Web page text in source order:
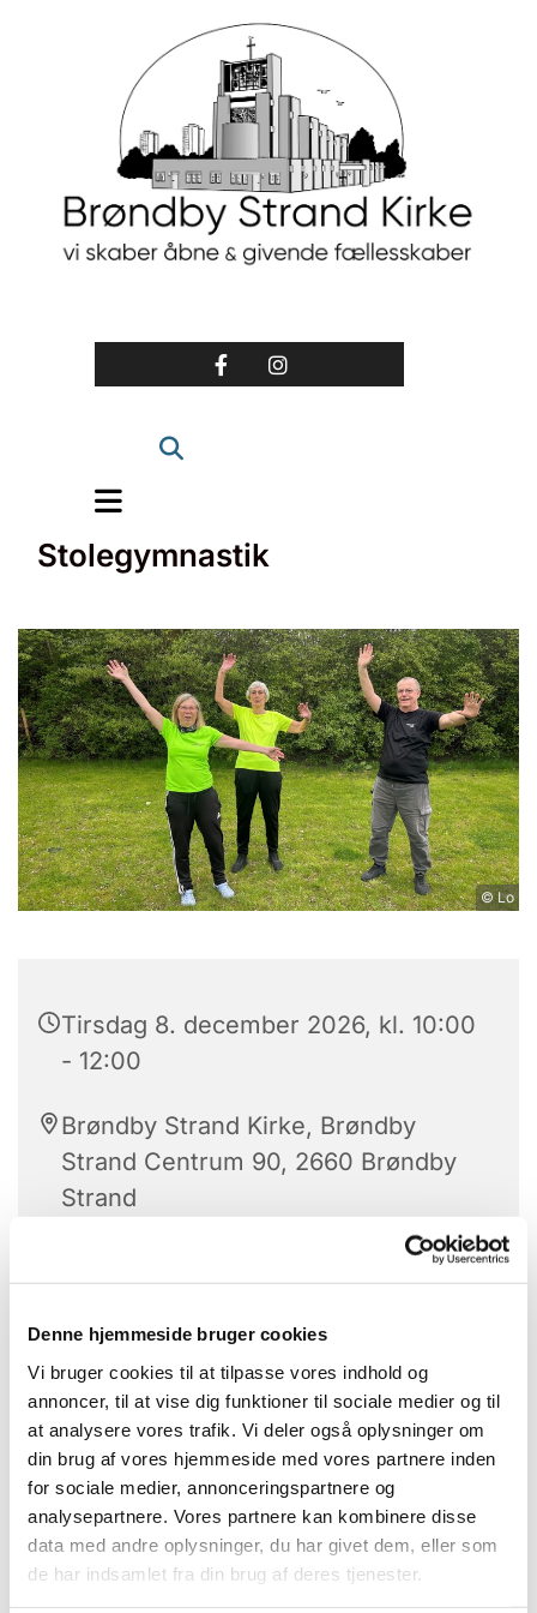
Denne hjemmeside bruger cookies
Vi bruger cookies til at tilpasse vores indhold og
annoncer, til at vise dig funktioner til sociale medier og til
at analysere vores trafik. Vi deler også oplysninger om
din brug af vores hjemmeside med vores partnere inden
for sociale medier, annonceringspartnere og
analysepartnere. Vores partnere kan kombinere disse
data med andre oplysninger, du har givet dem, eller som
de har indsamlet fra din brug af deres tjenester.
Stolegymnastik
© Lo
Tirsdag 8. december 2026, kl. 10:00
- 12:00
Brøndby Strand Kirke, Brøndby
Strand Centrum 90, 2660 Brøndby
Strand
Stolegymnastik er hver tirsdag.
Alle kan være med.
Med højt humør får vi sved på panden -
når de dygtige instruktører guider os
igennem gymnastikøvelserne.
Bagefter hygge vi os med hjemmebagte
boller og kaffe.